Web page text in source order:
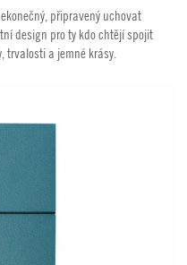
připravený uchovat
design pro ty kdo chtějí spojit
trvalosti a jemné krásy.